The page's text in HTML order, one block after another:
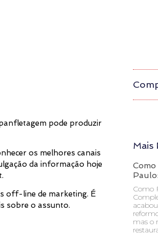
pode produzir
os melhores canais
da informação hoje
off-line de marketing. É
sobre o assunto.
Mais
Como
mas o